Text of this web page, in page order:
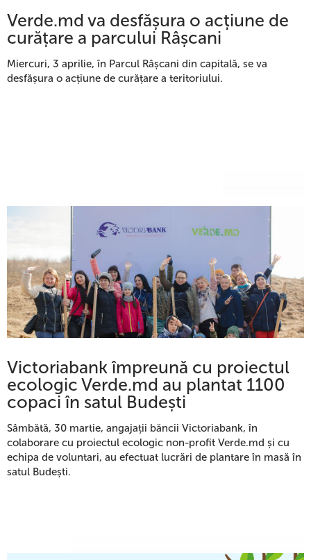
Verde.md va desfășura o acțiune de
curățare a parcului Râșcani
Miercuri, 3 aprilie, în Parcul Râșcani din capitală, se va
desfășura o acțiune de curățare a teritoriului.
Victoriabank împreună cu proiectul
ecologic Verde.md au plantat 1100
copaci în satul Budești
Sâmbătă, 30 martie, angajații băncii Victoriabank, în
colaborare cu proiectul ecologic non-profit Verde.md și cu
echipa de voluntari, au efectuat lucrări de plantare în masă în
satul Budești.